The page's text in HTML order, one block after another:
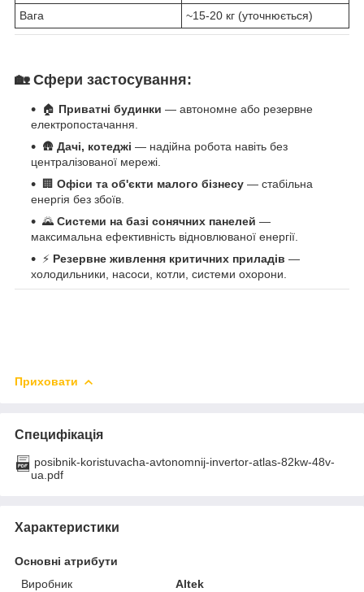
Вага ~15-20 кг (уточнюється)
🏡 Сфери застосування:
🏠 Приватні будинки — автономне або резервне
електропостачання.
🛖 Дачі, котеджі — надійна робота навіть без
централізованої мережі.
🏢 Офіси та об'єкти малого бізнесу — стабільна
енергія без збоїв.
🌄 Системи на базі сонячних панелей —
максимальна ефективність відновлюваної енергії.
⚡ Резервне живлення критичних приладів —
холодильники, насоси, котли, системи охорони.
Приховати
Специфікація
posibnik-koristuvacha-avtonomnij-invertor-atlas-82kw-48v-
ua.pdf
Характеристики
Основні атрибути
Виробник
Altek